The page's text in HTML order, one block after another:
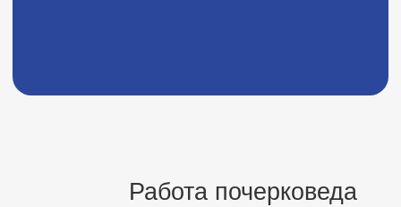
фальсификацию почерка.
Почерк на исследуемом документе
почерка, его беглости и т.д.